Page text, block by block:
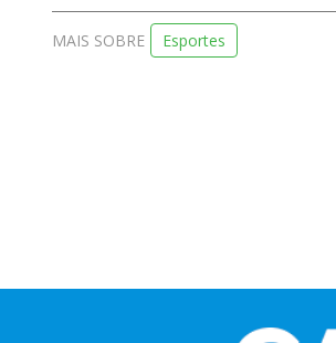
MAIS SOBRE Esportes